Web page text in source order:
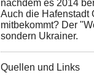
nachdem es 2014
Auch die Hafenstadt
mitbekommt? Der
sondern Ukrainer.
Quellen und Links